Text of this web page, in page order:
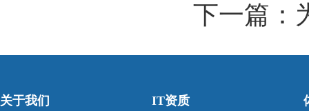
下一篇：
关于我们 IT资质